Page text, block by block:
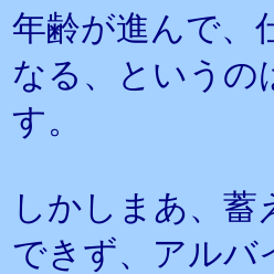
年齢が進んで、
なる、というの
す。
しかしまあ、
できず、アルバ